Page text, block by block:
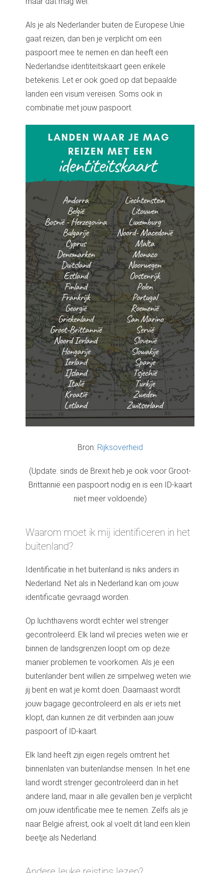
Als je als Nederlander buiten de Europese Unie
gaat reizen, dan ben je verplicht om een
paspoort mee te nemen en dan heeft een
Nederlandse identiteitskaart geen enkele
betekenis. Let er ook goed op dat bepaalde
landen een visum vereisen. Soms ook in
combinatie met jouw paspoort.
Bron: Rijksoverheid
(Update: sinds de Brexit heb je ook voor Groot-
Brittannië een paspoort nodig en is een ID-kaart
niet meer voldoende)
Waarom moet ik mij identificeren in het
buitenland?
Identificatie in het buitenland is niks anders in
Nederland. Net als in Nederland kan om jouw
identificatie gevraagd worden.
Op luchthavens wordt echter wel strenger
gecontroleerd. Elk land wil precies weten wie er
binnen de landsgrenzen loopt om op deze
manier problemen te voorkomen. Als je een
buitenlander bent willen ze simpelweg weten wie
jij bent en wat je komt doen. Daarnaast wordt
jouw bagage gecontroleerd en als er iets niet
klopt, dan kunnen ze dit verbinden aan jouw
paspoort of ID-kaart.
Elk land heeft zijn eigen regels omtrent het
binnenlaten van buitenlandse mensen. In het ene
land wordt strenger gecontroleerd dan in het
andere land, maar in alle gevallen ben je verplicht
om jouw identificatie mee te nemen. Zelfs als je
naar België afreist, ook al voelt dit land een klein
beetje als Nederland.